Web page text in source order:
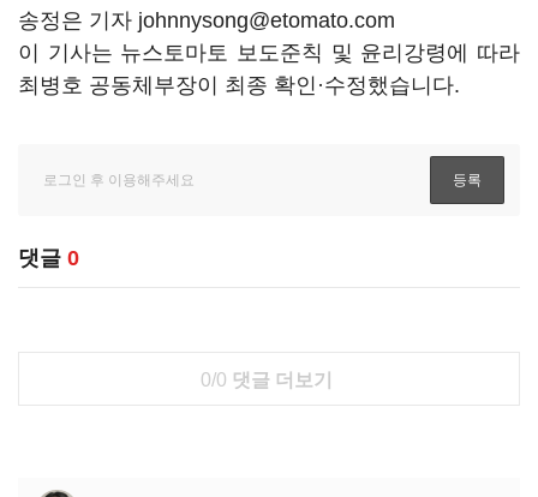
송정은 기자 johnnysong@etomato.com
이 기사는 뉴스토마토 보도준칙 및 윤리강령에 따라
최병호 공동체부장이 최종 확인·수정했습니다.
댓글 0
0/0 댓글 더보기